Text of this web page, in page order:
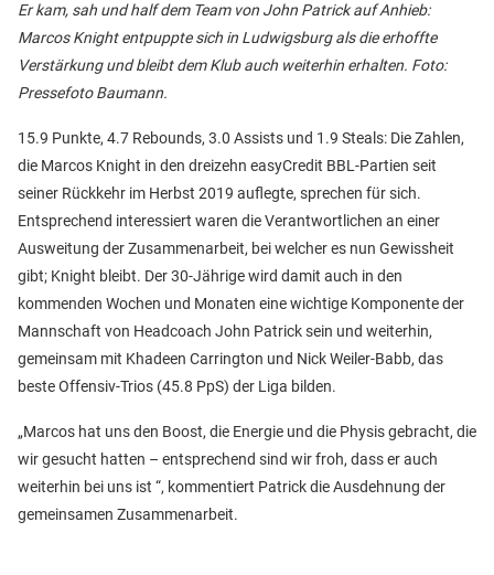
Er kam, sah und half dem Team von John Patrick auf Anhieb:
Marcos Knight entpuppte sich in Ludwigsburg als die erhoffte
Verstärkung und bleibt dem Klub auch weiterhin erhalten. Foto:
Pressefoto Baumann.
15.9 Punkte, 4.7 Rebounds, 3.0 Assists und 1.9 Steals: Die Zahlen,
die Marcos Knight in den dreizehn easyCredit BBL-Partien seit
seiner Rückkehr im Herbst 2019 auflegte, sprechen für sich.
Entsprechend interessiert waren die Verantwortlichen an einer
Ausweitung der Zusammenarbeit, bei welcher es nun Gewissheit
gibt; Knight bleibt. Der 30-Jährige wird damit auch in den
kommenden Wochen und Monaten eine wichtige Komponente der
Mannschaft von Headcoach John Patrick sein und weiterhin,
gemeinsam mit Khadeen Carrington und Nick Weiler-Babb, das
beste Offensiv-Trios (45.8 PpS) der Liga bilden.
„Marcos hat uns den Boost, die Energie und die Physis gebracht, die
wir gesucht hatten – entsprechend sind wir froh, dass er auch
weiterhin bei uns ist “, kommentiert Patrick die Ausdehnung der
gemeinsamen Zusammenarbeit.